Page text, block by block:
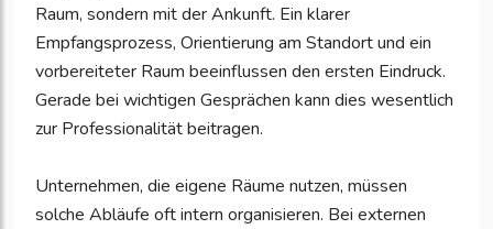
Raum, sondern mit der Ankunft. Ein klarer
Empfangsprozess, Orientierung am Standort und ein
vorbereiteter Raum beeinflussen den ersten Eindruck.
Gerade bei wichtigen Gesprächen kann dies wesentlich
zur Professionalität beitragen.
Unternehmen, die eigene Räume nutzen, müssen
solche Abläufe oft intern organisieren. Bei externen